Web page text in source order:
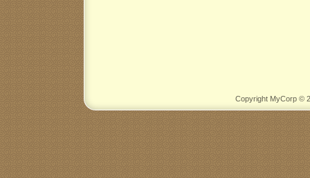
Copyright MyCorp ©